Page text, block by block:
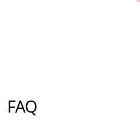
FAQ